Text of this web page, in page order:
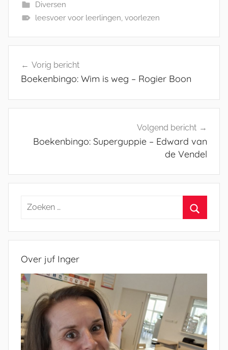
Diversen
leesvoer voor leerlingen, voorlezen
navigatie
Vorig bericht
Boekenbingo: Wim is weg – Rogier Boon
Volgend bericht
Boekenbingo: Superguppie – Edward van
de Vendel
Zoeken
Over juf Inger